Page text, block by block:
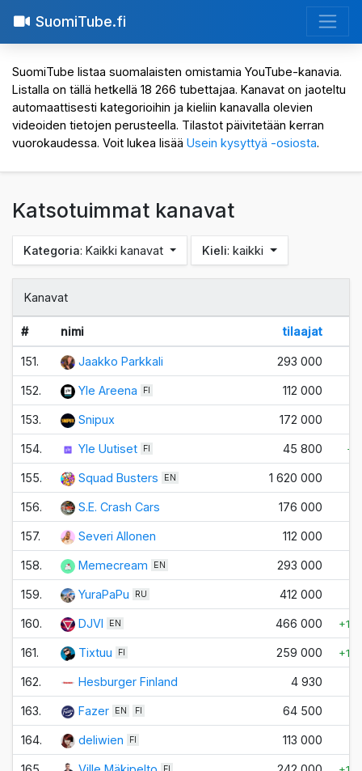
SuomiTube.fi
SuomiTube listaa suomalaisten omistamia YouTube-kanavia.
Listalla on tällä hetkellä 18 266 tubettajaa. Kanavat on jaoteltu
automaattisesti kategorioihin ja kieliin kanavalla olevien
videoiden tietojen perusteella. Tilastot päivitetään kerran
vuorokaudessa. Voit lukea lisää Usein kysyttyä -osiosta.
Katsotuimmat kanavat
Kategoria: Kaikki kanavat Kieli: kaikki
Kanavat
# nimi tilaajat
151. Jaakko Parkkali 293 000
152. Yle Areena FI 112 000
153. Snipux 172 000
154. Yle Uutiset FI 45 800
155. Squad Busters EN 1 620 000
156. S.E. Crash Cars 176 000
157. Severi Allonen 112 000
158. Memecream EN 293 000
159. YuraPaPu RU 412 000
160. DJVI EN 466 000 +1
161. Tixtuu FI 259 000 +1
162. Hesburger Finland 4 930
163. Fazer EN FI 64 500
164. deliwien FI 113 000
FI